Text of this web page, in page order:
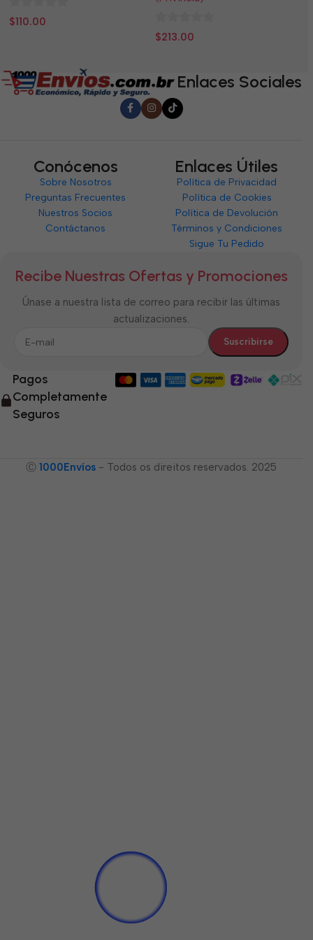
0
$110.00
0
$213.00
Enlaces Sociales
Conócenos
Sobre Nosotros
Preguntas Frecuentes
Nuestros Socios
Contáctanos
Enlaces Útiles
Política de Privacidad
Política de Cookies
Política de Devolución
Términos y Condiciones
Sigue Tu Pedido
Recibe Nuestras Ofertas y Promociones
Únase a nuestra lista de correo para recibir las últimas
actualizaciones.
Pagos
Completamente
Seguros
Ⓒ 1000Envíos - Todos os direitos reservados. 2025